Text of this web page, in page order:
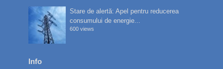
Stare de alertă: Apel pentru reducerea
consumului de energie...
600 views
Info